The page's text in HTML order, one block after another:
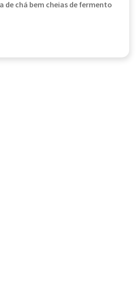
de chá bem cheias de fermento